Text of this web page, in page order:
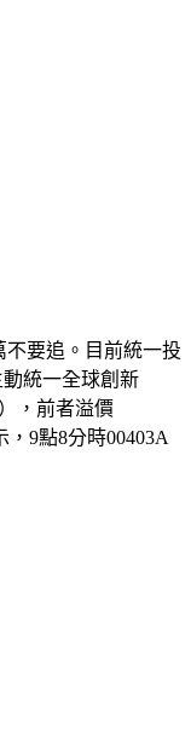
要追。目前統一投
統一全球創新
，前者溢價
，9點8分時00403A